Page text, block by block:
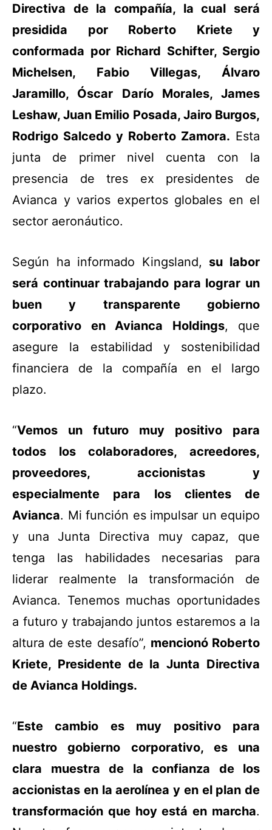
Directiva de la compañía, la cual será
presidida por Roberto Kriete y
conformada por Richard Schifter, Sergio
Michelsen, Fabio Villegas, Álvaro
Jaramillo, Óscar Darío Morales, James
Leshaw, Juan Emilio Posada, Jairo Burgos,
Rodrigo Salcedo y Roberto Zamora. Esta
junta de primer nivel cuenta con la
presencia de tres ex presidentes de
Avianca y varios expertos globales en el
sector aeronáutico.
Según ha informado Kingsland, su labor
será continuar trabajando para lograr un
buen y transparente gobierno
corporativo en Avianca Holdings, que
asegure la estabilidad y sostenibilidad
financiera de la compañía en el largo
plazo.
“Vemos un futuro muy positivo para
todos los colaboradores, acreedores,
proveedores, accionistas y
especialmente para los clientes de
Avianca. Mi función es impulsar un equipo
y una Junta Directiva muy capaz, que
tenga las habilidades necesarias para
liderar realmente la transformación de
Avianca. Tenemos muchas oportunidades
a futuro y trabajando juntos estaremos a la
altura de este desafío”, mencionó Roberto
Kriete, Presidente de la Junta Directiva
de Avianca Holdings.
“Este cambio es muy positivo para
nuestro gobierno corporativo, es una
clara muestra de la confianza de los
accionistas en la aerolínea y en el plan de
transformación que hoy está en marcha.